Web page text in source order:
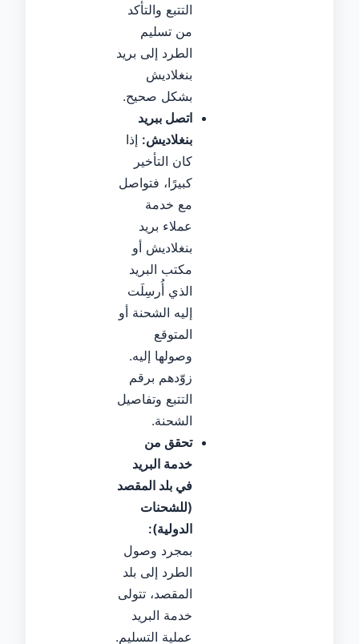
التتبع والتأكد
من تسليم
الطرد إلى بريد
بنغلاديش
بشكل صحيح.
اتصل ببريد
بنغلاديش: إذا
كان التأخير
كبيرًا، فتواصل
مع خدمة
عملاء بريد
بنغلاديش أو
مكتب البريد
الذي أُرسِلَت
إليه الشحنة أو
المتوقع
وصولها إليه.
زوّدهم برقم
التتبع وتفاصيل
الشحنة.
تحقق من
خدمة البريد
في بلد المقصد
(للشحنات
الدولية):
بمجرد وصول
الطرد إلى بلد
المقصد، تتولى
خدمة البريد
عملية التسليم.